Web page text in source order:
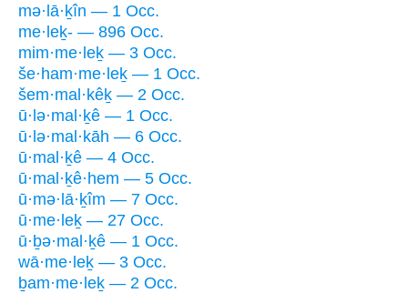
mə·lā·ḵîn — 1 Occ.
me·leḵ- — 896 Occ.
mim·me·leḵ — 3 Occ.
še·ham·me·leḵ — 1 Occ.
šem·mal·kêḵ — 2 Occ.
ū·lə·mal·ḵê — 1 Occ.
ū·lə·mal·kāh — 6 Occ.
ū·mal·ḵê — 4 Occ.
ū·mal·ḵê·hem — 5 Occ.
ū·mə·lā·ḵîm — 7 Occ.
ū·me·leḵ — 27 Occ.
ū·ḇə·mal·ḵê — 1 Occ.
wā·me·leḵ — 3 Occ.
ḇam·me·leḵ — 2 Occ.